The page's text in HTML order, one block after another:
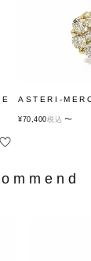
ASTERI-
¥70,400税込 〜